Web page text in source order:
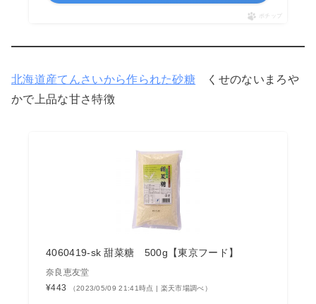
ポチップ
北海道産てんさいから作られた砂糖 くせのないまろや
かで上品な甘さ特徴
4060419-sk 甜菜糖 500g【東京フード】
奈良恵友堂
¥443
（2023/05/09 21:41時点 | 楽天市場調べ）